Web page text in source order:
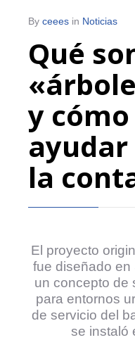
By ceees in Noticias
Qué
y
la
El proyecto
fue diseñado en
un concepto de
para entornos
de servicio del
se instaló